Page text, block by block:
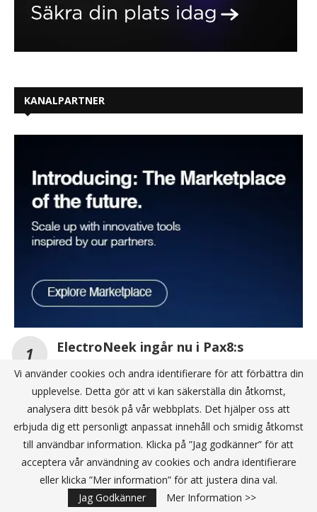
KANALPARTNER
ElectroNeek ingår nu i Pax8:s
Check Point utökar sitt
cybersäkerhetserbjudande på Pax8
Marketplace
Exclusive Networks: ”Framgång föder
framgång!”
Vi använder cookies och andra identifierare för att förbättra din
upplevelse. Detta gör att vi kan säkerställa din åtkomst,
analysera ditt besök på vår webbplats. Det hjälper oss att
erbjuda dig ett personligt anpassat innehåll och smidig åtkomst
till användbar information. Klicka på ”Jag godkänner” för att
acceptera vår användning av cookies och andra identifierare
eller klicka ”Mer information” för att justera dina val.
Jag Godkänner
Mer Information >>